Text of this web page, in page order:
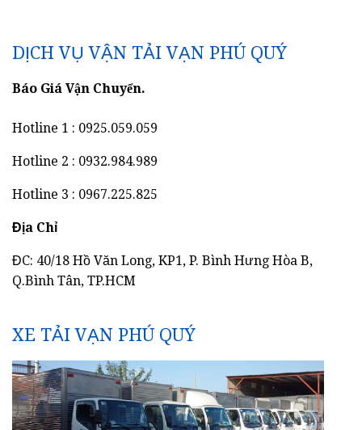
DỊCH VỤ VẬN TẢI VẠN PHÚ QUÝ
Báo Giá Vận Chuyển.
Hotline 1 : 0925.059.059
Hotline 2 : 0932.984.989
Hotline 3 : 0967.225.825
Địa Chỉ
ĐC: 40/18 Hồ Văn Long, KP1, P. Bình Hưng Hòa B,
Q.Bình Tân, TP.HCM
XE TẢI VẠN PHÚ QUÝ